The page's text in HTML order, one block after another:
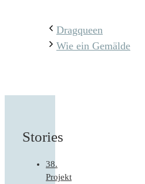
Dragqueen
Wie ein Gemälde
Stories
38.
Projekt